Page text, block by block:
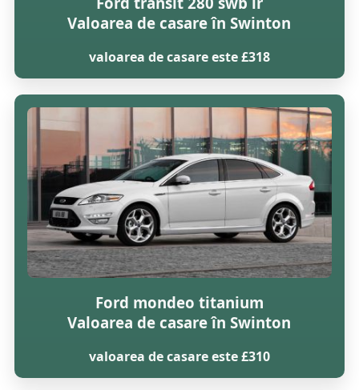
Valoarea de casare în Swinton
valoarea de casare este £318
Ford mondeo titanium
Valoarea de casare în Swinton
valoarea de casare este £310